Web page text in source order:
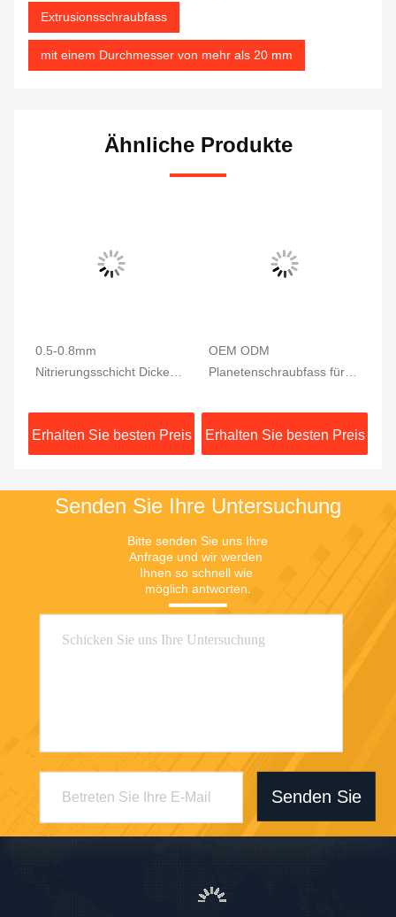
Extrusionsschraubfass
mit einem Durchmesser von mehr als 20 mm
Ähnliche Produkte
0.5-0.8mm
Nitrierungsschicht Dicke
Schraube und Lauf für
Präzisionstechnik
Erhalten Sie besten Preis
OEM ODM
Planetenschraubfass für
und Fass für PVC
Erhalten Sie besten Preis
Senden Sie Ihre Untersuchung
Bitte senden Sie uns Ihre
Anfrage und wir werden
Ihnen so schnell wie
möglich antworten.
Senden Sie